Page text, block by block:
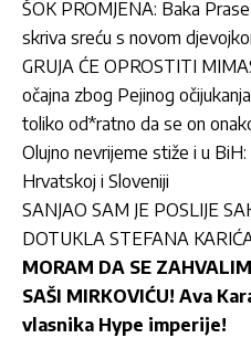
ŠOK PROMJENA: Baka
skriva sreću s novom
GRUJA ĆE OPROSTITI
očajna zbog Pejinog
toliko od*ratno da se on
Olujno nevrijeme stiže i u
Hrvatskoj i Sloveniji
SANJAO SAM JE POSLIJE
DOTUKLA STEFANA
MORAM DA SE
SAŠI MIRKOVIĆU! Ava
vlasnika Hype imperije!